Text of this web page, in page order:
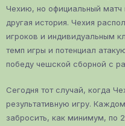
Чехию, но официальный
другая история. Чехия
игроков и индивидуальным
темп игры и потенциал
победу чешской сборной с
Сегодня тот случай, когда
результативную игру.
забросить, как минимум, по